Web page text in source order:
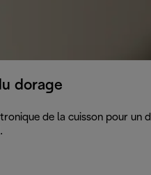
dorage
de la cuisson pour